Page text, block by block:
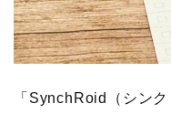
「SynchRoid（シン